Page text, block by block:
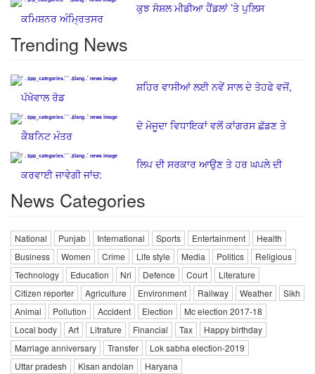
ਕੁਝ ਸੋਸ਼ਲ ਮੀਡੀਆ ਹੈਂਡਲਾਂ ’ਤੇ ਪੁਲਿਸ
ਕਮਿਸ਼ਨਰ ਅੰਮ੍ਰਿਤਸਰ
Trending News
ਸ਼ਹਿਰ ਵਾਸੀਆਂ ਲਈ ਨਵੇਂ ਸਾਲ ਦੇ ਤੋਹਫੇ ਵਜੋਂ,
ਪੱਖੋਵਾਲ ਰੋਡ
ਦੋ ਮੋਜੂਦਾ ਵਿਧਾਇਕਾਂ ਵਲੋਂ ਕਾਂਗਰਸ ਛੱਡਣ ਤੇ
ਕੈਬਨਿਟ ਮੰਤਰ
ਲਿਪ ਦੀ ਸਰਕਾਰ ਆਉਣ ਤੇ ਹਰ ਘਪਲੇ ਦੀ
ਕਰਵਾਈ ਜਾਵੇਗੀ ਜਾਂਚ:
News Categories
National Punjab International Sports Entertainment
Health
Business
Women Crime Life style Media Politics
Religious
Technology
Education Nri Defence Court
Literature
Citizen reporter
Agriculture Environment Railway Weather
Sikh
Animal
Pollution Accident Election
Mc election 2017-18
Local body
Art Litrature Financial Tax
Happy birthday
Marriage anniversary
Transfer
Lok sabha election-2019
Uttar pradesh
Kisan andolan Haryana